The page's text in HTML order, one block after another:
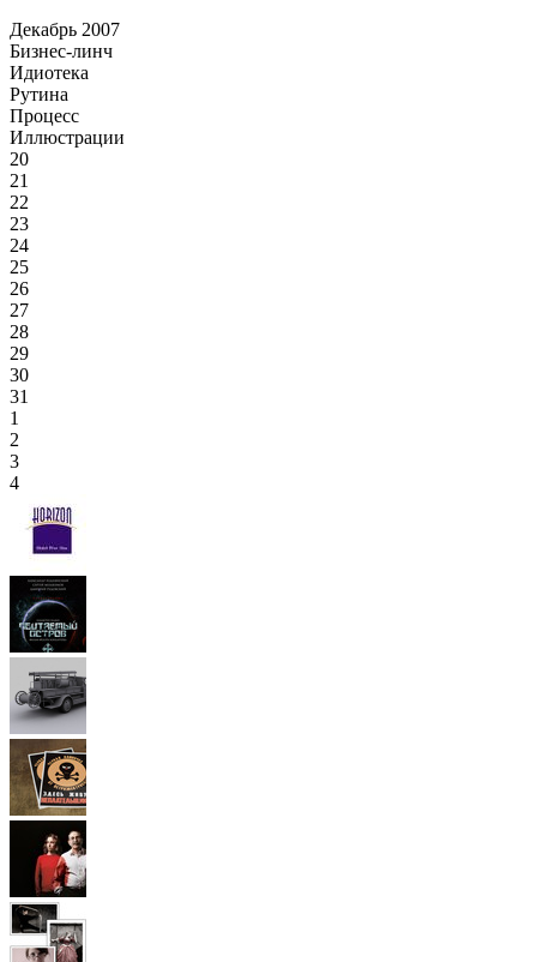
Декабрь 2007
Бизнес-линч
Идиотека
Рутина
Процесс
Иллюстрации
20
21
22
23
24
25
26
27
28
29
30
31
1
2
3
4